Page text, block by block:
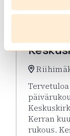
ELO 07
Kerran
rukous.